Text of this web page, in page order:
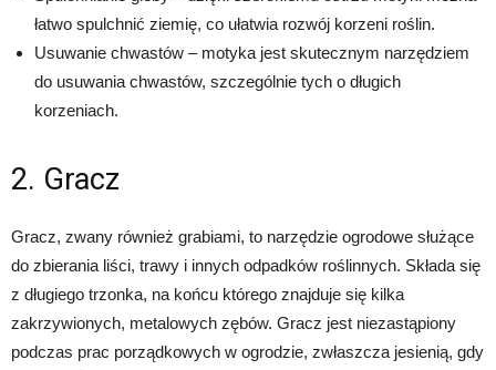
łatwo spulchnić ziemię, co ułatwia rozwój korzeni roślin.
Usuwanie chwastów – motyka jest skutecznym narzędziem
do usuwania chwastów, szczególnie tych o długich
korzeniach.
2. Gracz
Gracz, zwany również grabiami, to narzędzie ogrodowe służące
do zbierania liści, trawy i innych odpadków roślinnych. Składa się
z długiego trzonka, na końcu którego znajduje się kilka
zakrzywionych, metalowych zębów. Gracz jest niezastąpiony
podczas prac porządkowych w ogrodzie, zwłaszcza jesienią, gdy